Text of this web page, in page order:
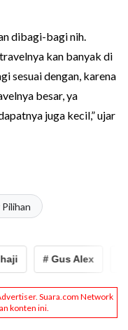
dibagi-bagi nih.
kan banyak di
sesuai dengan, karena
besar, ya
juga kecil,” ujar
Pilihan
# Gus Alex